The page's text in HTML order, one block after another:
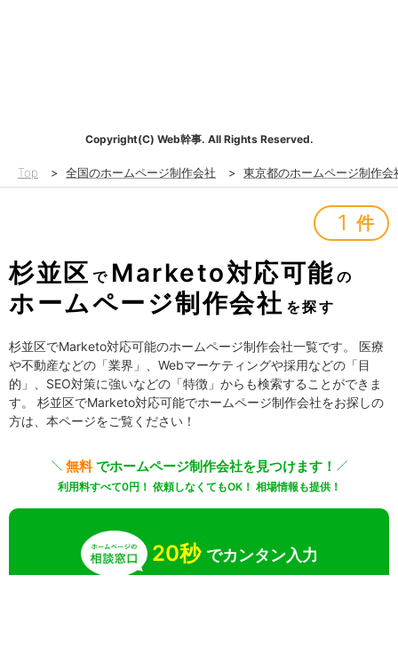
Copyright(C) Web幹事. All Rights Reserved.
Top > 全国のホームページ制作会社 > 東京都のホームページ制作会
1 件
杉並区 で Marketo対応可能 の
ホームページ制作会社 を探す
杉並区でMarketo対応可能のホームページ制作会社一覧です。 医療
や不動産などの「業界」、Webマーケティングや採用などの「目
的」、SEO対策に強いなどの「特徴」からも検索することができま
す。 杉並区でMarketo対応可能でホームページ制作会社をお探しの
方は、本ページをご覧ください！
無料でホームページ制作会社を見つけます！
利用料すべて0円！ 依頼しなくてもOK！ 相場情報も提供！
20秒 でカンタン入力